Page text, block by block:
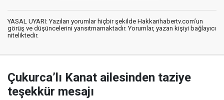
YASAL UYARI: Yazılan yorumlar hiçbir şekilde Hakkarihabertv.com’un
görüş ve düşüncelerini yansıtmamaktadır. Yorumlar, yazan kişiyi bağlayıcı
niteliktedir.
Çukurca’lı Kanat ailesinden taziye
teşekkür mesajı